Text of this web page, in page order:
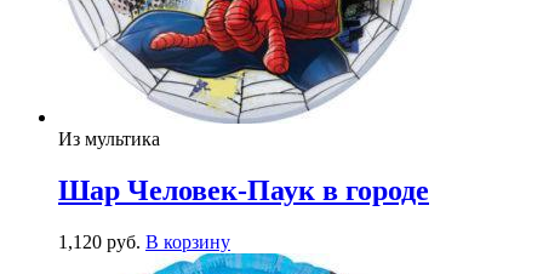
Из мультика
Шар Человек-Паук в городе
1,120 руб. В корзину